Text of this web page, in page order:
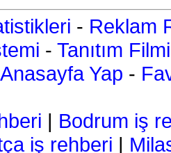
- Reklam
- Tanıtım Filmi
Anasayfa Yap -
| Bodrum iş
iş rehberi |